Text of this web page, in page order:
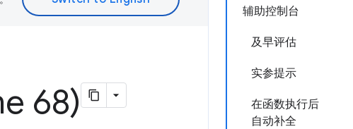
辅助控制台
及早评估
实参提示
在函数执行后
自动补全
68)